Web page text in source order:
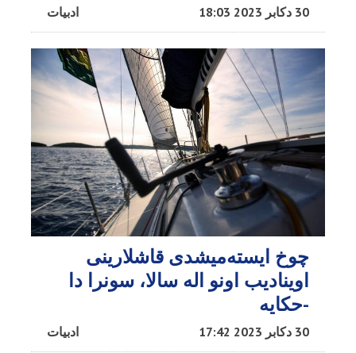
ادبیات 30 دکابر 2023 18:03
چوخ ایسته‌میشدی قاشلارینی
اوینادیب اونو اله سالا، سونرا دا
-حکایه
ادبیات 30 دکابر 2023 17:42